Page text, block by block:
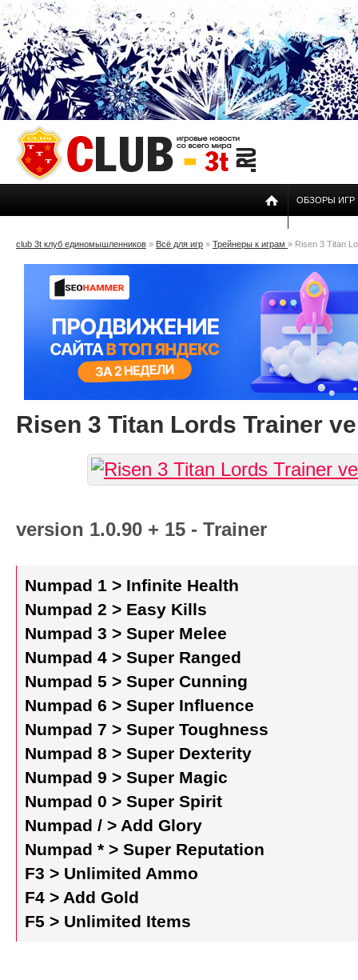
ОБЗОРЫ ИГР
club 3t клуб единомышленников » Всё для игр » Трейнеры к играм » Risen 3 Titan
Risen 3 Titan Lords Trainer
version 1.0.90 + 15 - Trainer
Numpad 1 > Infinite Health
Numpad 2 > Easy Kills
Numpad 3 > Super Melee
Numpad 4 > Super Ranged
Numpad 5 > Super Cunning
Numpad 6 > Super Influence
Numpad 7 > Super Toughness
Numpad 8 > Super Dexterity
Numpad 9 > Super Magic
Numpad 0 > Super Spirit
Numpad / > Add Glory
Numpad * > Super Reputation
F3 > Unlimited Ammo
F4 > Add Gold
F5 > Unlimited Items